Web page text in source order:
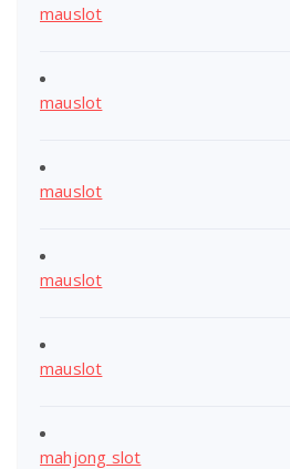
mauslot
mauslot
mauslot
mauslot
mauslot
mahjong slot